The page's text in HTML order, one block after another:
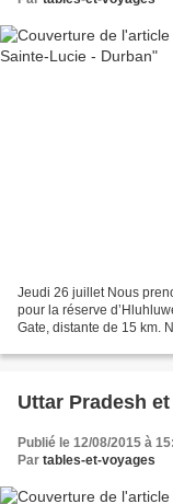
Jeudi 26 juillet Nous
pour la réserve
Gate, distante de 15 km.
Uttar Pradesh
Publié le 12/08/2015 à
Par tables-et-voyages